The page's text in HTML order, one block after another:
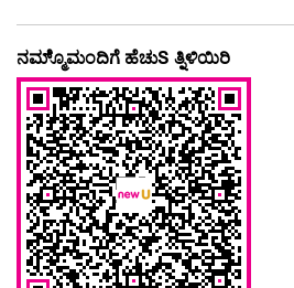
ನಮ್ಮೊ್ಮಂದಿಗೆ ಹೆಚುS ತ್ನಿಳಿಯಿರಿ